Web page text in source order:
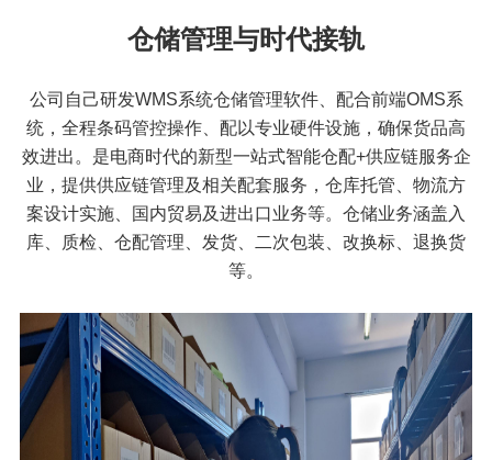
仓储管理与时代接轨
公司自己研发WMS系统仓储管理软件、配合前端OMS系
统，全程条码管控操作、配以专业硬件设施，确保货品高
效进出。是电商时代的新型一站式智能仓配+供应链服务企
业，提供供应链管理及相关配套服务，仓库托管、物流方
案设计实施、国内贸易及进出口业务等。仓储业务涵盖入
库、质检、仓配管理、发货、二次包装、改换标、退换货
等。